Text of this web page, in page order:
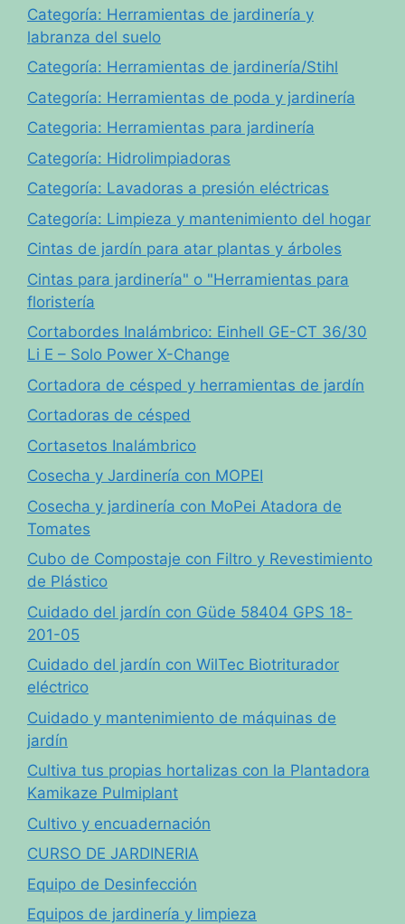
Categoría: Herramientas de jardinería y
labranza del suelo
Categoría: Herramientas de jardinería/Stihl
Categoría: Herramientas de poda y jardinería
Categoria: Herramientas para jardinería
Categoría: Hidrolimpiadoras
Categoría: Lavadoras a presión eléctricas
Categoría: Limpieza y mantenimiento del hogar
Cintas de jardín para atar plantas y árboles
Cintas para jardinería" o "Herramientas para
floristería
Cortabordes Inalámbrico: Einhell GE-CT 36/30
Li E – Solo Power X-Change
Cortadora de césped y herramientas de jardín
Cortadoras de césped
Cortasetos Inalámbrico
Cosecha y Jardinería con MOPEI
Cosecha y jardinería con MoPei Atadora de
Tomates
Cubo de Compostaje con Filtro y Revestimiento
de Plástico
Cuidado del jardín con Güde 58404 GPS 18-
201-05
Cuidado del jardín con WilTec Biotriturador
eléctrico
Cuidado y mantenimiento de máquinas de
jardín
Cultiva tus propias hortalizas con la Plantadora
Kamikaze Pulmiplant
Cultivo y encuadernación
CURSO DE JARDINERIA
Equipo de Desinfección
Equipos de jardinería y limpieza